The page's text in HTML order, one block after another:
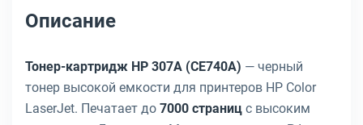
Описание
Тонер-картридж HP 307A (CE740A) — черный
тонер высокой емкости для принтеров HP Color
LaserJet. Печатает до 7000 страниц с высоким